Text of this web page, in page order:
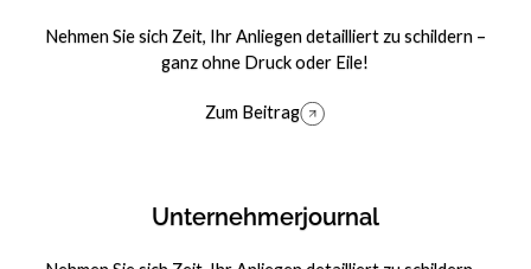
Nehmen Sie sich Zeit, Ihr Anliegen detailliert zu schildern –
ganz ohne Druck oder Eile!
Zum Beitrag
Unternehmerjournal